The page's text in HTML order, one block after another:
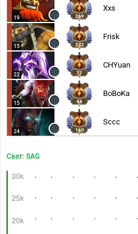
19 269
Xxs
15 232
Frisk
22 77
CHYuan
15 44
BoBoKa
24 160
Sccc
Свет: SAG